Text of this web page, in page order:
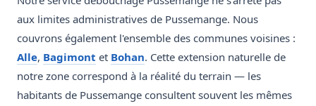
aux limites administratives de Pussemange. Nous
couvrons également l'ensemble des communes voisines :
Alle, Bagimont et Bohan. Cette extension naturelle de
notre zone correspond à la réalité du terrain — les
habitants de Pussemange consultent souvent les mêmes